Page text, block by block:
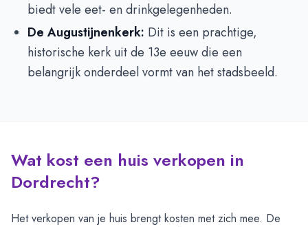
biedt vele eet- en drinkgelegenheden.
De Augustijnenkerk: Dit is een prachtige,
historische kerk uit de 13e eeuw die een
belangrijk onderdeel vormt van het stadsbeeld.
Wat kost een huis verkopen in
Dordrecht?
Het verkopen van je huis brengt kosten met zich mee. De